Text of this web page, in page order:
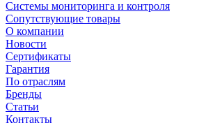
Системы мониторинга и контроля
Сопутствующие товары
О компании
Новости
Сертификаты
Гарантия
По отраслям
Бренды
Статьи
Контакты